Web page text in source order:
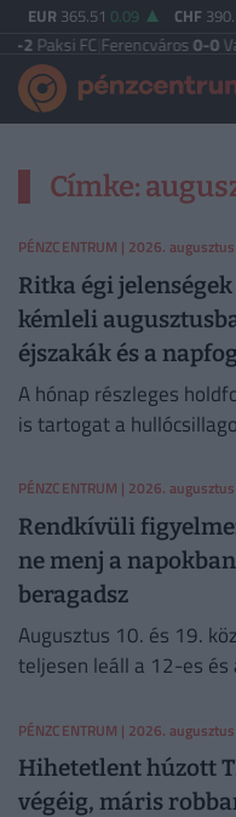
EUR 365.51 0.09 CHF
Paksi FC| Ferencváros0-0
Címke:
PÉNZCENTRUM | 2026.
Ritka égi
kémleli
éjszakák és a
A hónap részleges
is tartogat a
PÉNZCENTRUM | 2026.
Rendkívüli
ne menj a
beragadsz
Augusztus 10. és 19.
teljesen leáll a 12-es
PÉNZCENTRUM | 2026.
Hihetetlent húzott
végéig, máris